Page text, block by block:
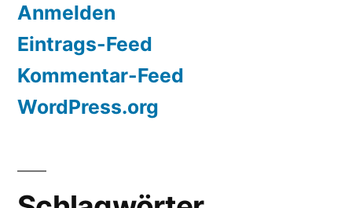
Anmelden
Eintrags-Feed
Kommentar-Feed
WordPress.org